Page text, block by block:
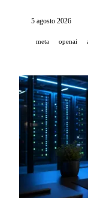
valutazioni
strumenti del
5 agosto 2026
meta openai